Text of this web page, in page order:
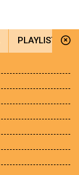
PLAYLIST